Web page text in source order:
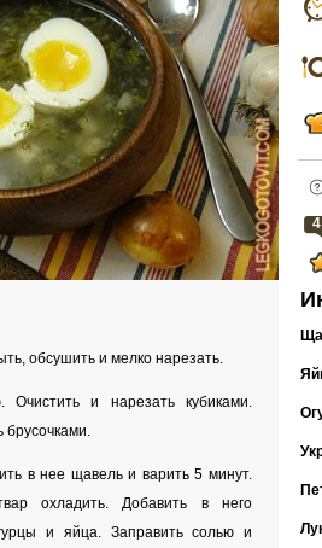
обсушить и мелко нарезать.
Очистить и нарезать кубиками.
брусочками.
в нее щавель и варить 5 минут.
охладить. Добавить в него
и яйца. Заправить солью и
4